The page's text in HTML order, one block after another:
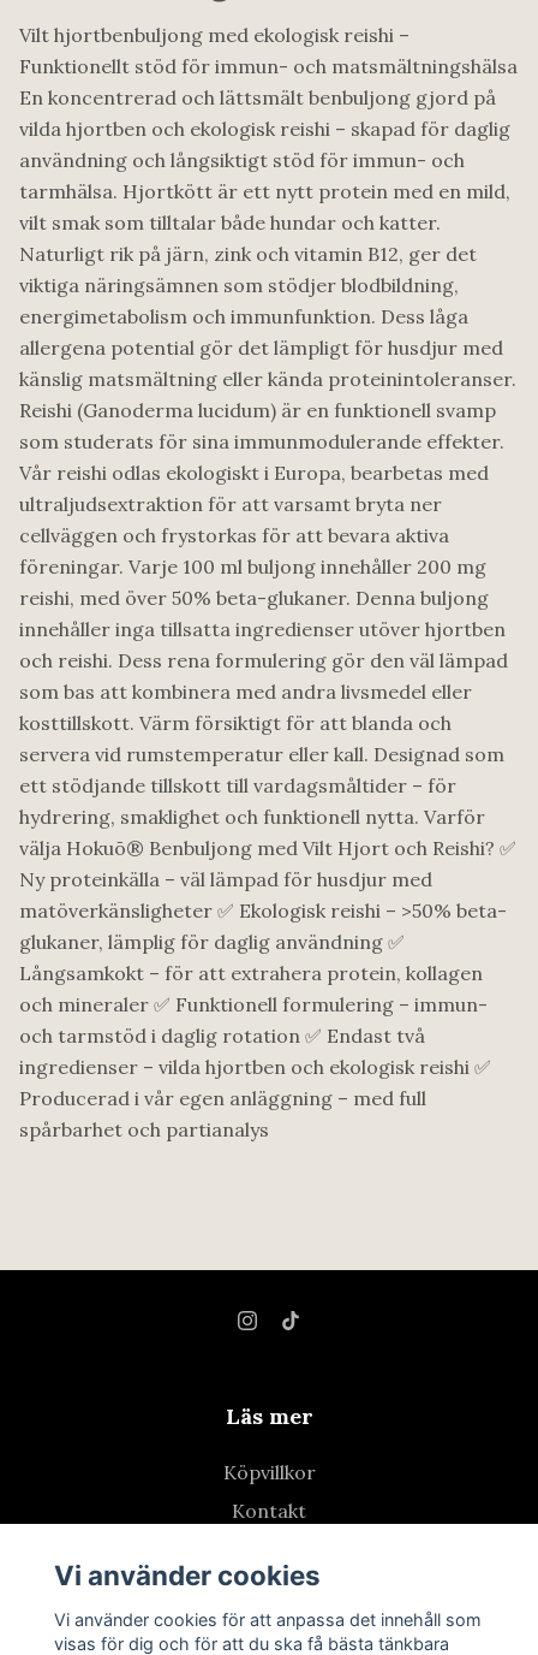
Vilt hjortbenbuljong med ekologisk reishi –
Funktionellt stöd för immun- och matsmältningshälsa
En koncentrerad och lättsmält benbuljong gjord på
vilda hjortben och ekologisk reishi – skapad för daglig
användning och långsiktigt stöd för immun- och
tarmhälsa. Hjortkött är ett nytt protein med en mild,
vilt smak som tilltalar både hundar och katter.
Naturligt rik på järn, zink och vitamin B12, ger det
viktiga näringsämnen som stödjer blodbildning,
energimetabolism och immunfunktion. Dess låga
allergena potential gör det lämpligt för husdjur med
känslig matsmältning eller kända proteinintoleranser.
Reishi (Ganoderma lucidum) är en funktionell svamp
som studerats för sina immunmodulerande effekter.
Vår reishi odlas ekologiskt i Europa, bearbetas med
ultraljudsextraktion för att varsamt bryta ner
cellväggen och frystorkas för att bevara aktiva
föreningar. Varje 100 ml buljong innehåller 200 mg
reishi, med över 50% beta-glukaner. Denna buljong
innehåller inga tillsatta ingredienser utöver hjortben
och reishi. Dess rena formulering gör den väl lämpad
som bas att kombinera med andra livsmedel eller
kosttillskott. Värm försiktigt för att blanda och
servera vid rumstemperatur eller kall. Designad som
ett stödjande tillskott till vardagsmåltider – för
hydrering, smaklighet och funktionell nytta. Varför
välja Hokuō® Benbuljong med Vilt Hjort och Reishi? ✅
Ny proteinkälla – väl lämpad för husdjur med
matöverkänsligheter ✅ Ekologisk reishi – >50% beta-
glukaner, lämplig för daglig användning ✅
Långsamkokt – för att extrahera protein, kollagen
och mineraler ✅ Funktionell formulering – immun-
och tarmstöd i daglig rotation ✅ Endast två
ingredienser – vilda hjortben och ekologisk reishi ✅
Producerad i vår egen anläggning – med full
spårbarhet och partianalys
Läs mer
Köpvillkor
Kontakt
Vi använder cookies
Vi använder cookies för att anpassa det innehåll som
visas för dig och för att du ska få bästa tänkbara